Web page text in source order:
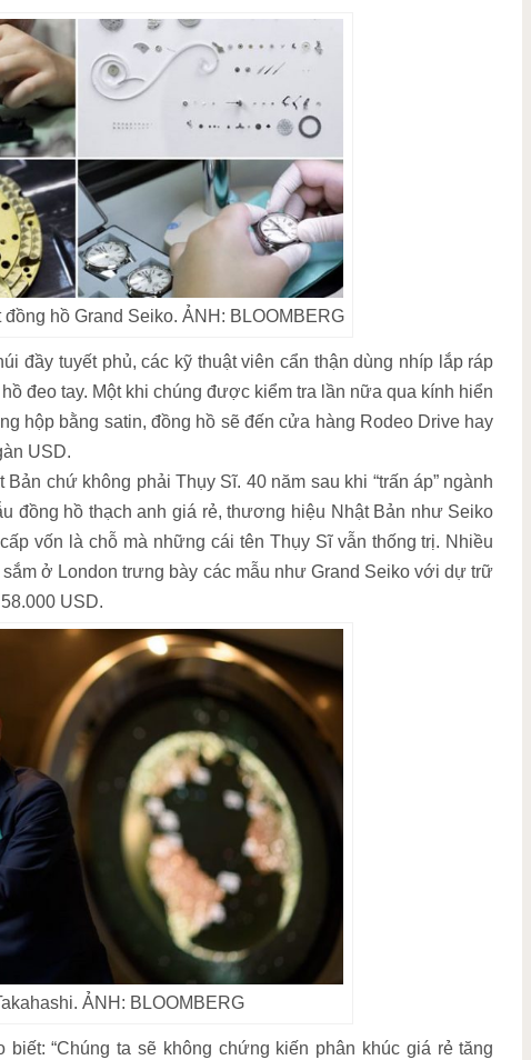
hồ Grand Seiko. ẢNH: BLOOMBERG
đầy tuyết phủ, các kỹ thuật viên cẩn thận dùng nhíp lắp ráp
đeo tay. Một khi chúng được kiểm tra lần nữa qua kính hiển
hộp bằng satin, đồng hồ sẽ đến cửa hàng Rodeo Drive hay
USD.
chứ không phải Thụy Sĩ. 40 năm sau khi “trấn áp” ngành
đồng hồ thạch anh giá rẻ, thương hiệu Nhật Bản như Seiko
vốn là chỗ mà những cái tên Thụy Sĩ vẫn thống trị. Nhiều
ở London trưng bày các mẫu như Grand Seiko với dự trữ
USD.
ẢNH: BLOOMBERG
biết: “Chúng ta sẽ không chứng kiến phân khúc giá rẻ tăng